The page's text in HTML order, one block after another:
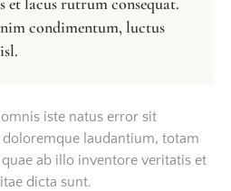
et lacus rutrum consequat.
condimentum, luctus
iste natus error sit
laudantium, totam
ab illo inventore veritatis et
dicta sunt.